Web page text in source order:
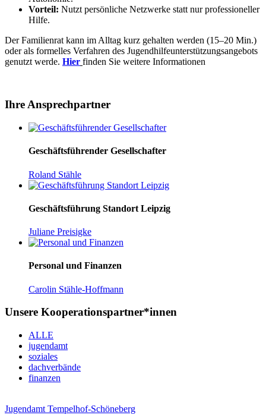
Vorteil: Nutzt persönliche Netzwerke statt nur professioneller
Hilfe.
Der Familienrat kann im Alltag kurz gehalten werden (15–20 Min.)
oder als formelles Verfahren des Jugendhilfeunterstützungsangebots
genutzt werde. Hier finden Sie weitere Informationen
Ihre Ansprechpartner
Geschäftsführender Gesellschafter
Roland Stähle
Geschäftsführung Standort Leipzig
Juliane Preisigke
Personal und Finanzen
Carolin Stähle-Hoffmann
Unsere Kooperationspartner*innen
ALLE
jugendamt
soziales
dachverbände
finanzen
Jugendamt Tempelhof-Schöneberg